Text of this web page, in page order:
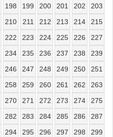
198 199 200 201 202
203
210 211 212 213 214
215
222 223 224 225 226
227
234 235 236 237 238
239
246 247 248 249 250
251
258 259 260 261 262
263
270 271 272 273 274
275
282 283 284 285 286
287
294 295 296 297 298
299